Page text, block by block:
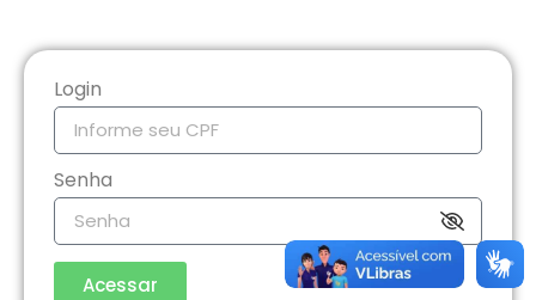
Login
Senha
Acessar